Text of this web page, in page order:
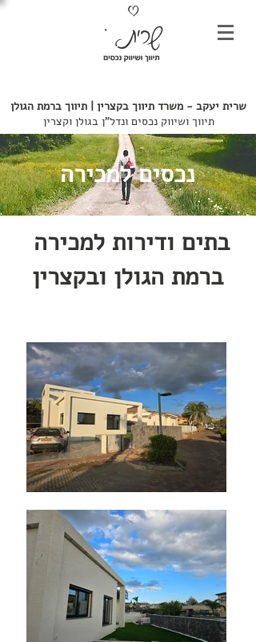
שרית יעקב - משרד תיווך בקצרין | תיווך ברמת הגולן
תיווך ושיווק נכסים ונדל"ן בגולן וקצרין
נכסים למכירה
ברמת הגולן ובקצרין